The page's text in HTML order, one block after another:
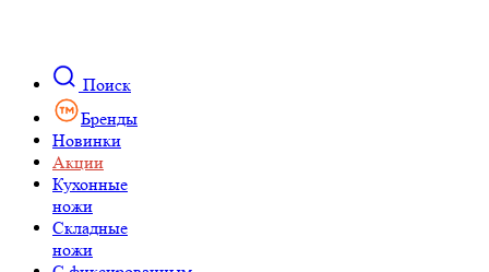
Поиск
Бренды
Новинки
Акции
Кухонные
ножи
Складные
ножи